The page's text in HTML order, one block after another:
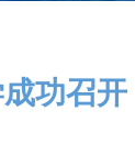
功召开